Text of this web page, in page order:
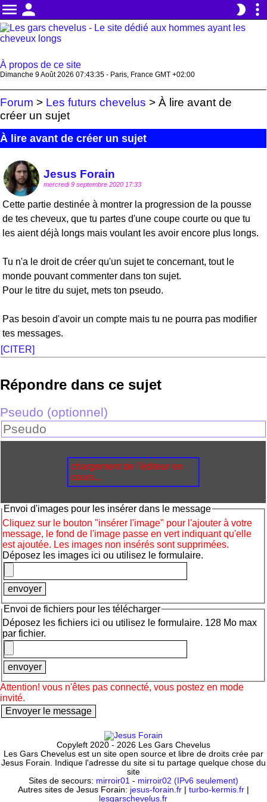
menu person brightness_2 more_vert
À propos de ce site
Dimanche 9 Août 2026 07:43:35 - Paris, France GMT +02:00
Forum > Les futurs chevelus > À lire avant de
créer un sujet
À lire avant de créer un sujet
Jesus Forain
mercredi 9 septembre 2020 17:33
Cette partie destinée à montrer la progression de la pousse
de tes cheveux, que tu partes d'une coupe courte ou que tu
les aient déjà longs mais voulant les avoir encore plus longs.
Tu n'a le droit de créer qu'un sujet te concernant, tout le
monde pouvant commenter dans ton sujet.
Pour le titre du sujet, mets ton pseudo.
Pas besoin d'avoir un compte mais tu ne pourra pas modifier
tes messages.
[CITER]
Répondre dans ce sujet
Pseudo (optionnel)
chargement de l'éditeur en
cours...
Envoi d'images pour les insérer dans le message
Cliquez sur le bouton "insérer l'image" pour l'ajouter à votre
message, le fond de l'image passe en vert indiquant qu'elle
est ajoutée. Les images non insérés sont supprimées.
Déposez les images ici ou utilisez le formulaire.
Envoi de fichiers pour les télécharger
Déposez les fichiers ici ou utilisez le formulaire. 128 Mo max
par fichier.
Attention! vous n'êtes pas connecté, vous postez en mode
invité.
Copyleft 2020 - 2026 Les Gars Chevelus
Les Gars Chevelus est un site open source et libre de droits crée par
Jesus Forain. Indique l'adresse du site si tu partage quelque chose du
site
Sites de secours: mirroir01- mirroir02 (IPv6 seulement)
Autres sites de Jesus Forain: jesus-forain.fr| turbo-kermis.fr|
lesgarschevelus.fr